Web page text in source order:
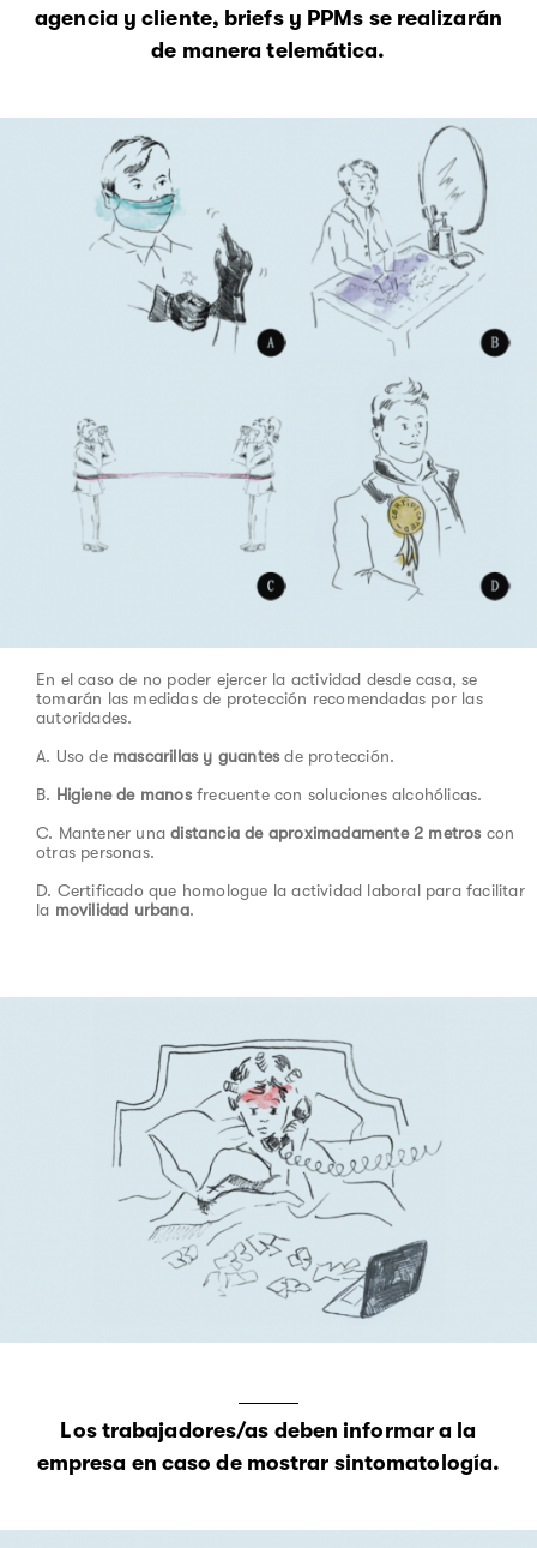
agencia y cliente, briefs y PPMs se realizarán
de manera telemática.
En el caso de no poder ejercer la actividad desde casa, se
tomarán las medidas de protección recomendadas por las
autoridades.
A. Uso de mascarillas y guantes de protección.
B. Higiene de manosfrecuente con soluciones alcohólicas.
C. Mantener unadistancia de aproximadamente 2 metros con
otras personas.
D. Certificado que homologue la actividad laboral para facilitar
la movilidad urbana.
Los trabajadores/as deben informar a la
empresa en caso de mostrar sintomatología.